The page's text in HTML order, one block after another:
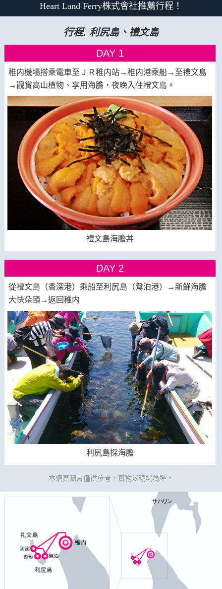
Heart Land Ferry株式會社推薦行程！
行程. 利尻島、禮文島
DAY 1
稚内機場搭乘電車至ＪＲ稚内站→稚内港乘船→至禮文島
→觀賞高山植物、享用海膽，夜晚入住禮文島。
禮文島海膽丼
DAY 2
從禮文島（香深港）乘船至利尻島（鴛泊港）→新鮮海膽
大快朵頤→返回稚内
利尻島採海膽
本網頁圖片僅供參考，實物以現場為準。